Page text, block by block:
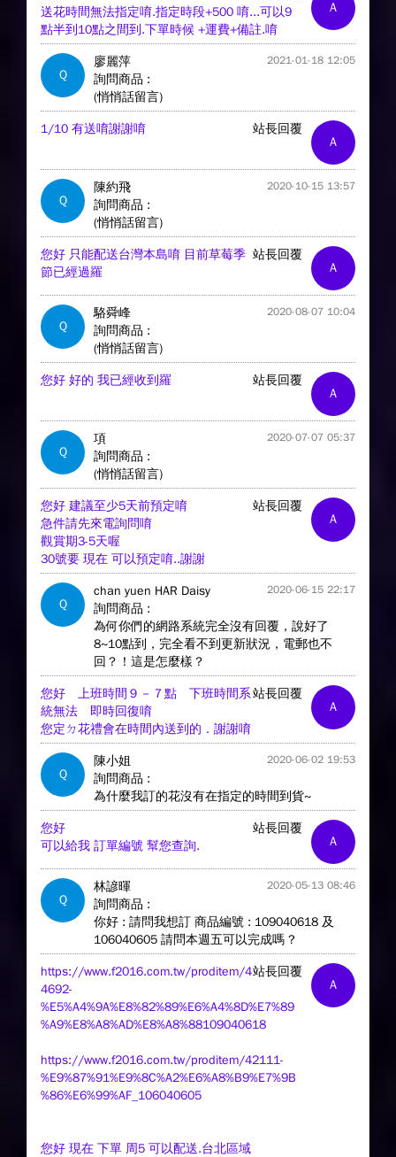
A
送花時間無法指定唷.指定時段+500 唷...可以9
點半到10點之間到.下單時候 +運費+備註.唷
Q
廖麗萍 2021-01-18 12:05
詢問商品 :
(悄悄話留言)
A
站長回覆
1/10 有送唷謝謝唷
Q
陳約飛 2020-10-15 13:57
詢問商品 :
(悄悄話留言)
A
站長回覆
您好 只能配送台灣本島唷 目前草莓季
節已經過羅
Q
駱舜峰 2020-08-07 10:04
詢問商品 :
(悄悄話留言)
A
站長回覆
您好 好的 我已經收到羅
Q
項 2020-07-07 05:37
詢問商品 :
(悄悄話留言)
A
站長回覆
您好 建議至少5天前預定唷
急件請先來電詢問唷
觀賞期3-5天喔
30號要 現在 可以預定唷..謝謝
Q
chan yuen HAR Daisy 2020-06-15 22:17
詢問商品 :
為何你們的網路系統完全沒有回覆，說好了
8~10點到，完全看不到更新狀況，電郵也不
回？！這是怎麼樣？
A
站長回覆
您好 上班時間９－７點 下班時間系
統無法 即時回復唷
您定ㄉ花禮會在時間內送到的．謝謝唷
Q
陳小姐 2020-06-02 19:53
詢問商品 :
為什麼我訂的花沒有在指定的時間到貨~
A
站長回覆
您好
可以給我 訂單編號 幫您查詢.
Q
林諺暉 2020-05-13 08:46
詢問商品 :
你好 : 請問我想訂 商品編號 : 109040618 及
106040605 請問本週五可以完成嗎 ?
A
站長回覆
https://www.f2016.com.tw/proditem/4
4692-
%E5%A4%9A%E8%82%89%E6%A4%8D%E7%89
%A9%E8%A8%AD%E8%A8%88109040618
https://www.f2016.com.tw/proditem/42111-
%E9%87%91%E9%8C%A2%E6%A8%B9%E7%9B
%86%E6%99%AF_106040605
您好 現在 下單 周5 可以配送.台北區域